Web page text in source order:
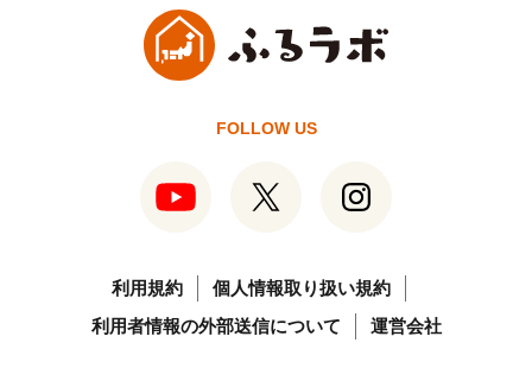
FOLLOW US
利用規約
個人情報取り扱い規約
利用者情報の外部送信について
運営会社